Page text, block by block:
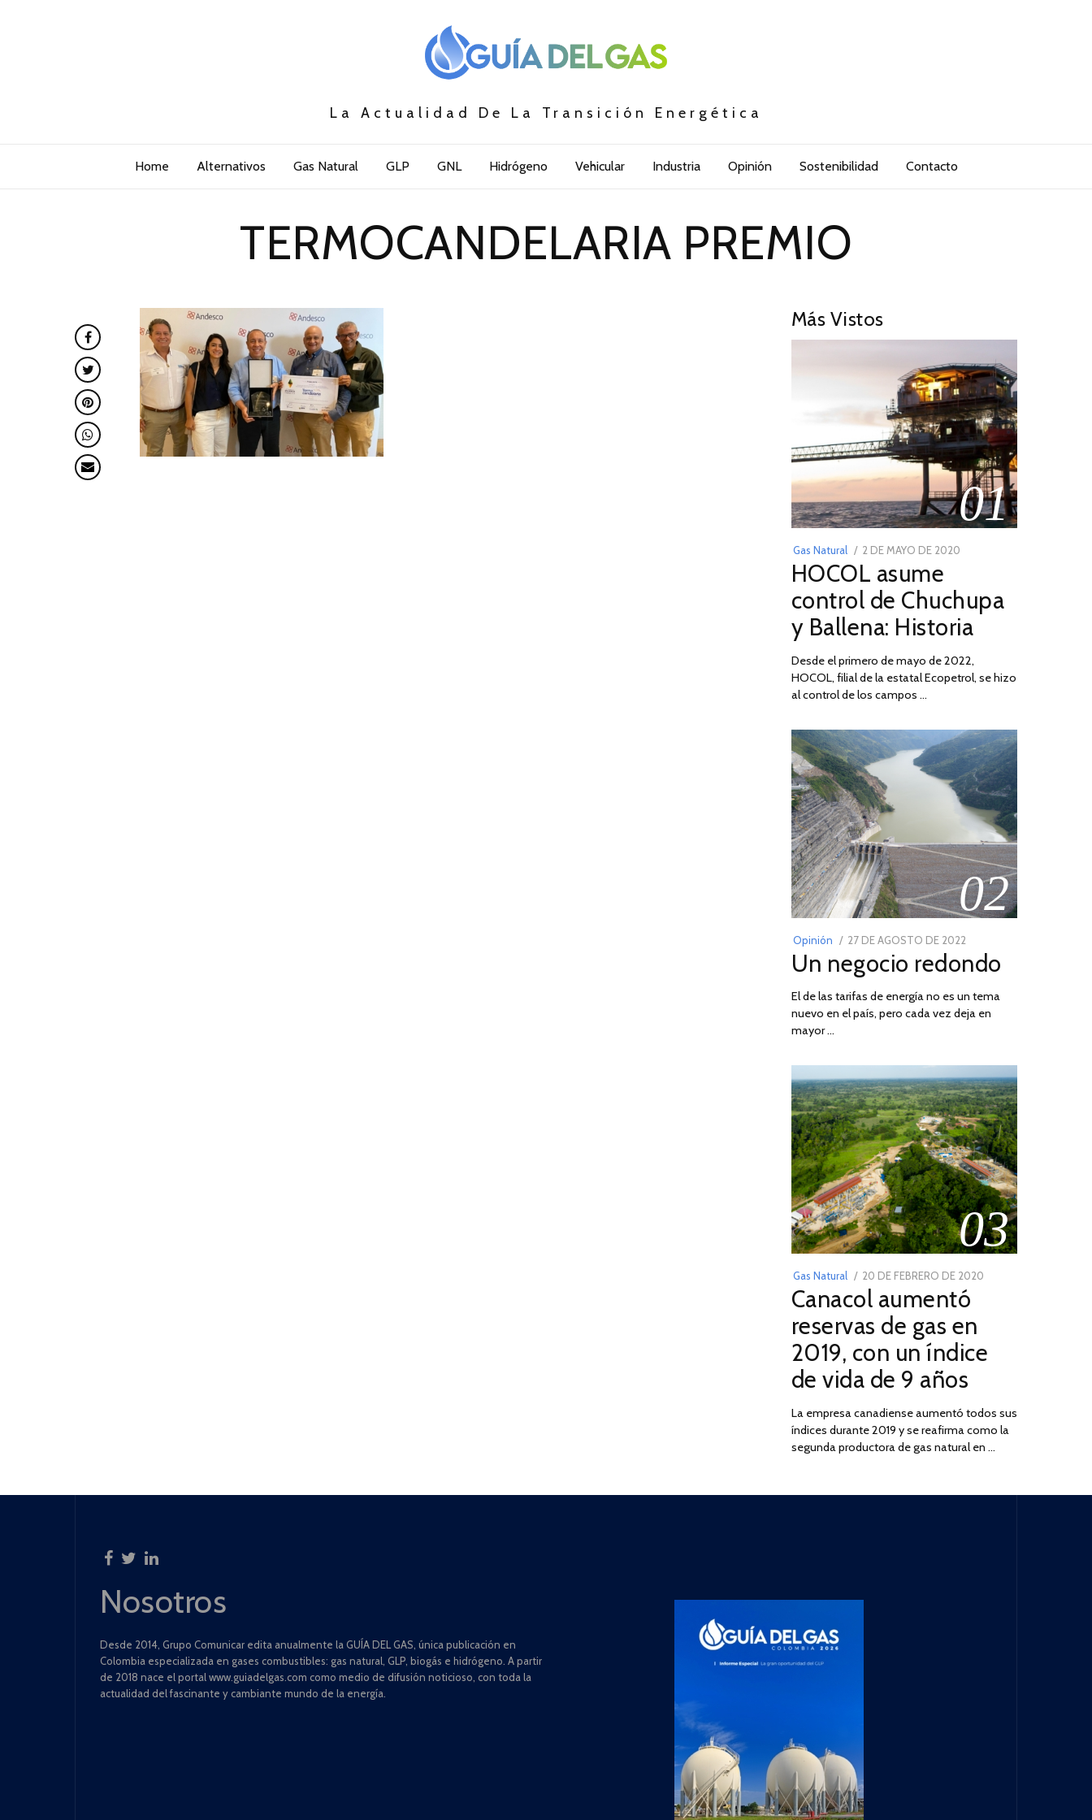
La Actualidad De La Transición Energética
Home Alternativos Gas Natural GLP GNL Hidrógeno Vehicular Industria Opinión Sostenibilidad Contacto
TERMOCANDELARIA PREMIO
Más Vistos
01
Gas Natural
POSTED
ON
2 DE MAYO DE 2020
DE
2026
HOCOL asume
control de Chuchupa
y Ballena: Historia
Desde el primero de mayo de 2022,
HOCOL, filial de la estatal Ecopetrol, se hizo
al control de los campos …
02
Opinión
POSTED
ON
27 DE AGOSTO DE 2022
DE
DE
2022
Un negocio redondo
El de las tarifas de energía no es un tema
nuevo en el país, pero cada vez deja en
mayor …
03
Gas Natural
POSTED
ON
20 DE FEBRERO DE 2020
2025
Canacol aumentó
reservas de gas en
2019, con un índice
de vida de 9 años
La empresa canadiense aumentó todos sus
índices durante 2019 y se reafirma como la
segunda productora de gas natural en …
Nosotros
Desde 2014, Grupo Comunicar edita anualmente la GUÍA DEL GAS, única publicación en
Colombia especializada en gases combustibles: gas natural, GLP, biogás e hidrógeno. A partir
de 2018 nace el portal www.guiadelgas.com como medio de difusión noticioso, con toda la
actualidad del fascinante y cambiante mundo de la energía.